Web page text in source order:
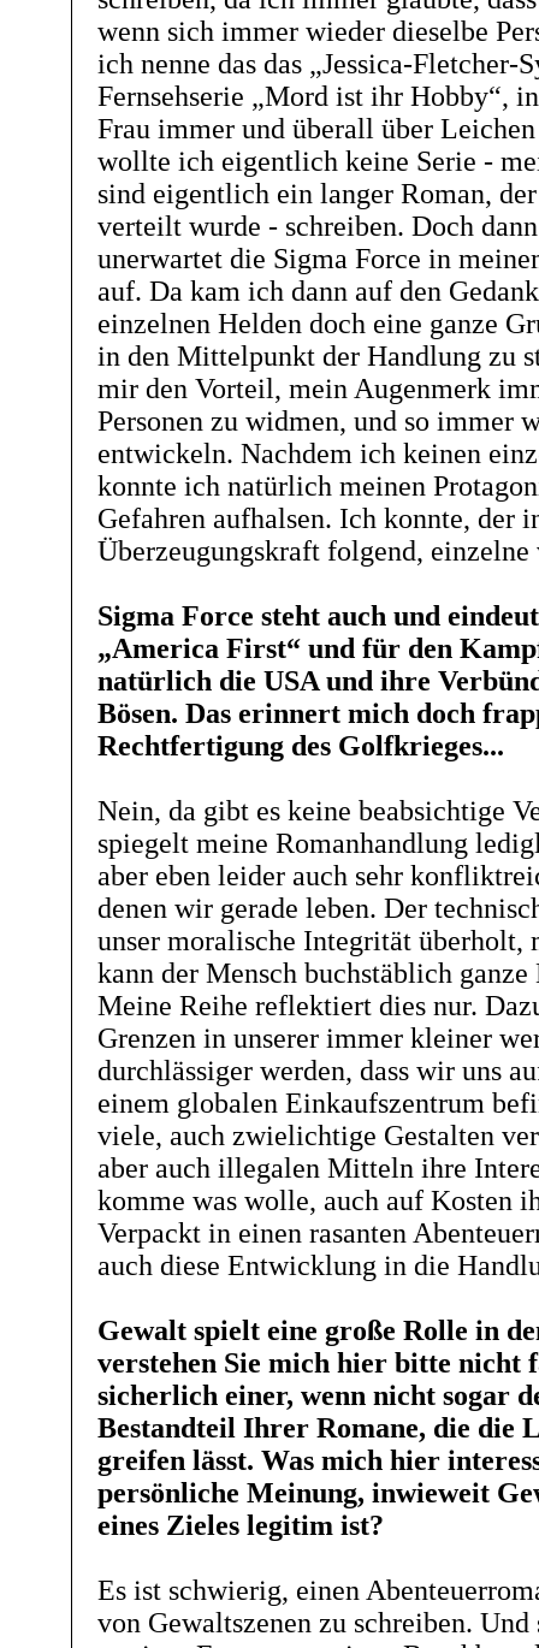
wenn sich immer wieder dieselbe
ich nenne das das „Jessica-Fletcher-
Fernsehserie „Mord ist ihr Hobby“,
Frau immer und überall über
wollte ich eigentlich keine Serie -
sind eigentlich ein langer Roman,
verteilt wurde - schreiben. Doch
unerwartet die Sigma Force in
auf. Da kam ich dann auf den
einzelnen Helden doch eine ganze
in den Mittelpunkt der Handlung zu
mir den Vorteil, mein Augenmerk
Personen zu widmen, und so immer
entwickeln. Nachdem ich keinen
konnte ich natürlich meinen
Gefahren aufhalsen. Ich konnte, der
Überzeugungskraft folgend,
Sigma Force steht auch und
„America First“ und für den
natürlich die USA und ihre
Bösen. Das erinnert mich doch
Rechtfertigung des Golfkrieges...
Nein, da gibt es keine beabsichtige
spiegelt meine Romanhandlung
aber eben leider auch sehr
denen wir gerade leben. Der
unser moralische Integrität
kann der Mensch buchstäblich ganze
Meine Reihe reflektiert dies nur.
Grenzen in unserer immer kleiner
durchlässiger werden, dass wir uns
einem globalen Einkaufszentrum
viele, auch zwielichtige Gestalten
aber auch illegalen Mitteln ihre
komme was wolle, auch auf Kosten
Verpackt in einen rasanten
auch diese Entwicklung in die
Gewalt spielt eine große Rolle in
verstehen Sie mich hier bitte nicht
sicherlich einer, wenn nicht sogar
Bestandteil Ihrer Romane, die die
greifen lässt. Was mich hier
persönliche Meinung, inwieweit
eines Zieles legitim ist?
Es ist schwierig, einen
von Gewaltszenen zu schreiben.